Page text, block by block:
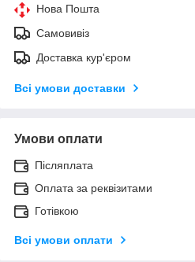
Нова Пошта
Самовивіз
Доставка кур'єром
Всі умови доставки
Умови оплати
Післяплата
Оплата за реквізитами
Готівкою
Всі умови оплати